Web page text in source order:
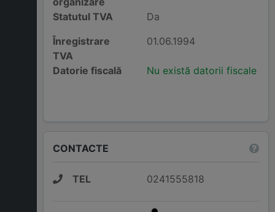
Statutul TVA
Da
Înregistrare
TVA
01.06.1994
Datorie fiscală Nu există datorii fiscale
CONTACTE
TEL 0241555818